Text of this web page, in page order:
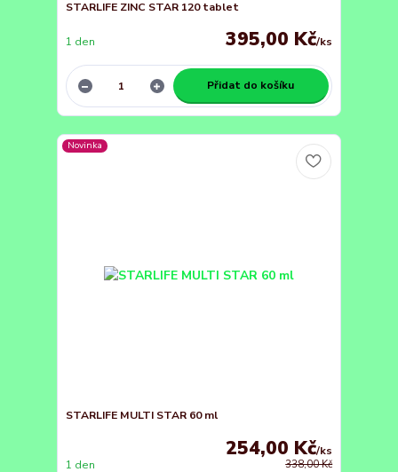
STARLIFE ZINC STAR 120 tablet
395,00 Kč/ks
1 den
Přidat do košíku
Novinka
STARLIFE MULTI STAR 60 ml
338,00 Kč
254,00 Kč/ks
1 den